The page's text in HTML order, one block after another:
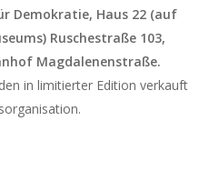
Demokratie, Haus 22 (auf
Ruschestraße 103,
Magdalenenstraße.
in limitierter Edition verkauft